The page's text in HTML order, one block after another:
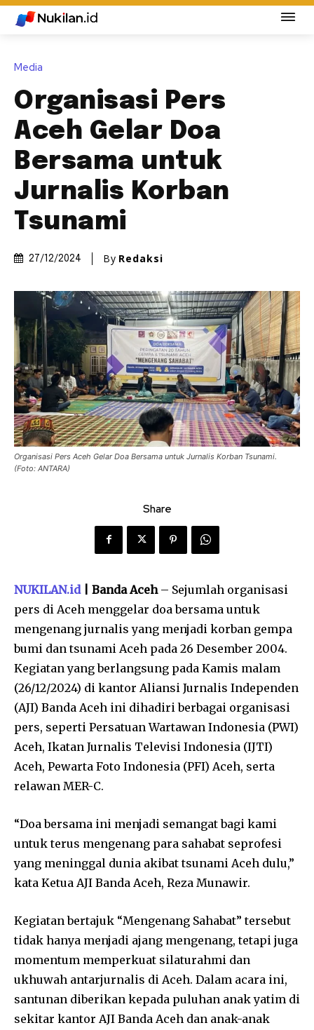
Media
Organisasi Pers
Aceh Gelar Doa
Bersama untuk
Jurnalis Korban
Tsunami
27/12/2024 By Redaksi
Organisasi Pers Aceh Gelar Doa Bersama untuk Jurnalis Korban Tsunami.
(Foto: ANTARA)
Share
NUKILAN.id| Banda Aceh– Sejumlah organisasi
pers di Aceh menggelar doa bersama untuk
mengenang jurnalis yang menjadi korban gempa
bumi dan tsunami Aceh pada 26 Desember 2004.
Kegiatan yang berlangsung pada Kamis malam
(26/12/2024) di kantor Aliansi Jurnalis Independen
(AJI) Banda Aceh ini dihadiri berbagai organisasi
pers, seperti Persatuan Wartawan Indonesia (PWI)
Aceh, Ikatan Jurnalis Televisi Indonesia (IJTI)
Aceh, Pewarta Foto Indonesia (PFI) Aceh, serta
relawan MER-C.
“Doa bersama ini menjadi semangat bagi kami
untuk terus mengenang para sahabat seprofesi
yang meninggal dunia akibat tsunami Aceh dulu,”
kata Ketua AJI Banda Aceh, Reza Munawir.
Kegiatan bertajuk “Mengenang Sahabat” tersebut
tidak hanya menjadi ajang mengenang, tetapi juga
momentum memperkuat silaturahmi dan
ukhuwah antarjurnalis di Aceh. Dalam acara ini,
santunan diberikan kepada puluhan anak yatim di
sekitar kantor AJI Banda Aceh dan anak-anak